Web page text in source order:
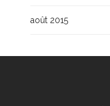
août 2015